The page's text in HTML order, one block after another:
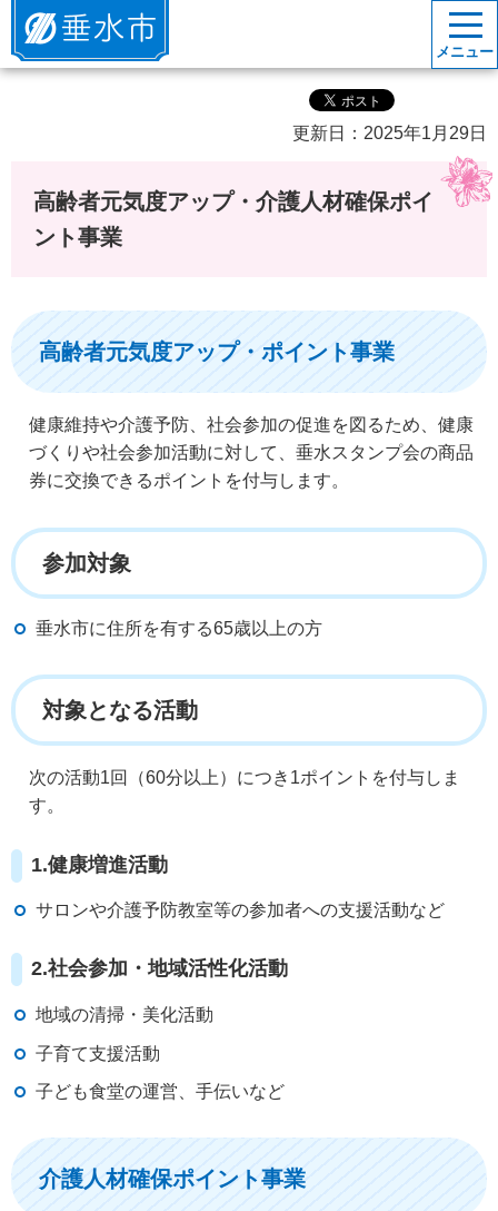
垂水市
メニュー
更新日：2025年1月29日
高齢者元気度アップ・介護人材確保ポイ
ント事業
高齢者元気度アップ・ポイント事業
健康維持や介護予防、社会参加の促進を図るため、健康
づくりや社会参加活動に対して、垂水スタンプ会の商品
券に交換できるポイントを付与します。
参加対象
垂水市に住所を有する65歳以上の方
対象となる活動
次の活動1回（60分以上）につき1ポイントを付与しま
す。
1.健康増進活動
サロンや介護予防教室等の参加者への支援活動など
2.社会参加・地域活性化活動
地域の清掃・美化活動
子育て支援活動
子ども食堂の運営、手伝いなど
介護人材確保ポイント事業